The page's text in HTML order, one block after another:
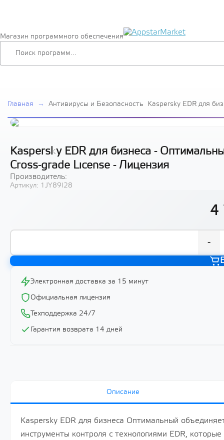
Магазин программного обеспечения
Главная → Антивирусы и Безопасность Kaspersky EDR для
Kaspersky EDR для бизнеса -
Cross-grade License - Лицензия
Производитель:
Артикул: 1JY89I28
4
-
Электронная доставка за 15 минут
Официальная лицензия
Техподдержка 24/7
Гарантия возврата 14 дней
Описание
Kaspersky EDR для бизнеса Оптимальный
инструменты контроля с технологиями EDR,